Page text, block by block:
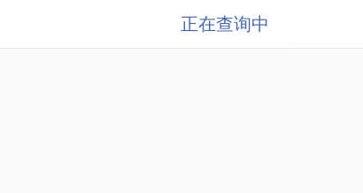
正在查询中